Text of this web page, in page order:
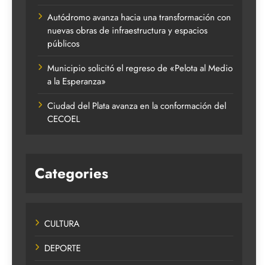
Autódromo avanza hacia una transformación con
nuevas obras de infraestructura y espacios
públicos
Municipio solicitó el regreso de «Pelota al Medio
a la Esperanza»
Ciudad del Plata avanza en la conformación del
CECOEL
Categories
CULTURA
DEPORTE